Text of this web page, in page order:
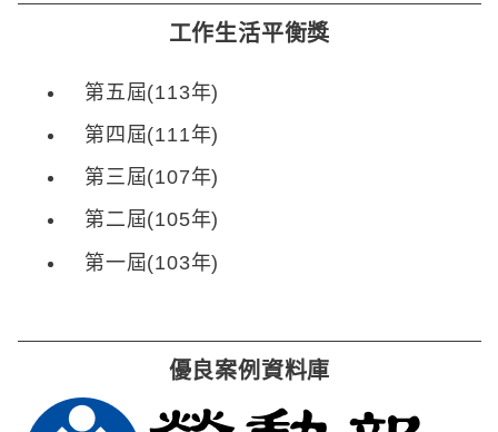
工作生活平衡獎
第五屆(113年)
第四屆(111年)
第三屆(107年)
第二屆(105年)
第一屆(103年)
優良案例資料庫